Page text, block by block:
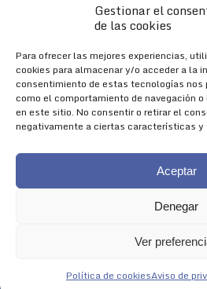
Gestionar el
de las cookies
Para ofrecer las mejores experiencias,
cookies para almacenar y/o acceder a la
consentimiento de estas tecnologías nos
como el comportamiento de navegación
en este sitio. No consentir o retirar el
negativamente a ciertas características y
Aceptar
Denegar
Ver
Política de cookiesAviso de
TREK
SÍGUENOS
Encuéntranos en:
Facebook
page
YouTube
page
Instagram
page
Aviso Legal